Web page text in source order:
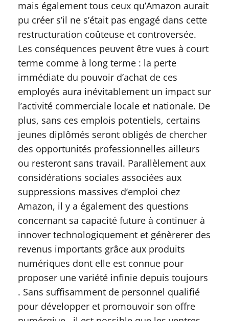
mais également tous ceux qu’Amazon aurait
pu créer s’il ne s’était pas engagé dans cette
restructuration coûteuse et controversée.
Les conséquences peuvent être vues à court
terme comme à long terme : la perte
immédiate du pouvoir d’achat de ces
employés aura inévitablement un impact sur
l’activité commerciale locale et nationale. De
plus, sans ces emplois potentiels, certains
jeunes diplômés seront obligés de chercher
des opportunités professionnelles ailleurs
ou resteront sans travail. Parallèlement aux
considérations sociales associées aux
suppressions massives d’emploi chez
Amazon, il y a également des questions
concernant sa capacité future à continuer à
innover technologiquement et génèrerer des
revenus importants grâce aux produits
numériques dont elle est connue pour
proposer une variété infinie depuis toujours
. Sans suffisamment de personnel qualifié
pour développer et promouvoir son offre